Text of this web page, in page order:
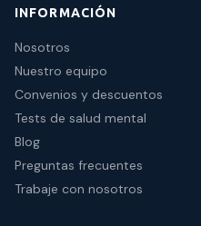
INFORMACIÓN
Nosotros
Nuestro equipo
Convenios y descuentos
Tests de salud mental
Blog
Preguntas frecuentes
Trabaje con nosotros